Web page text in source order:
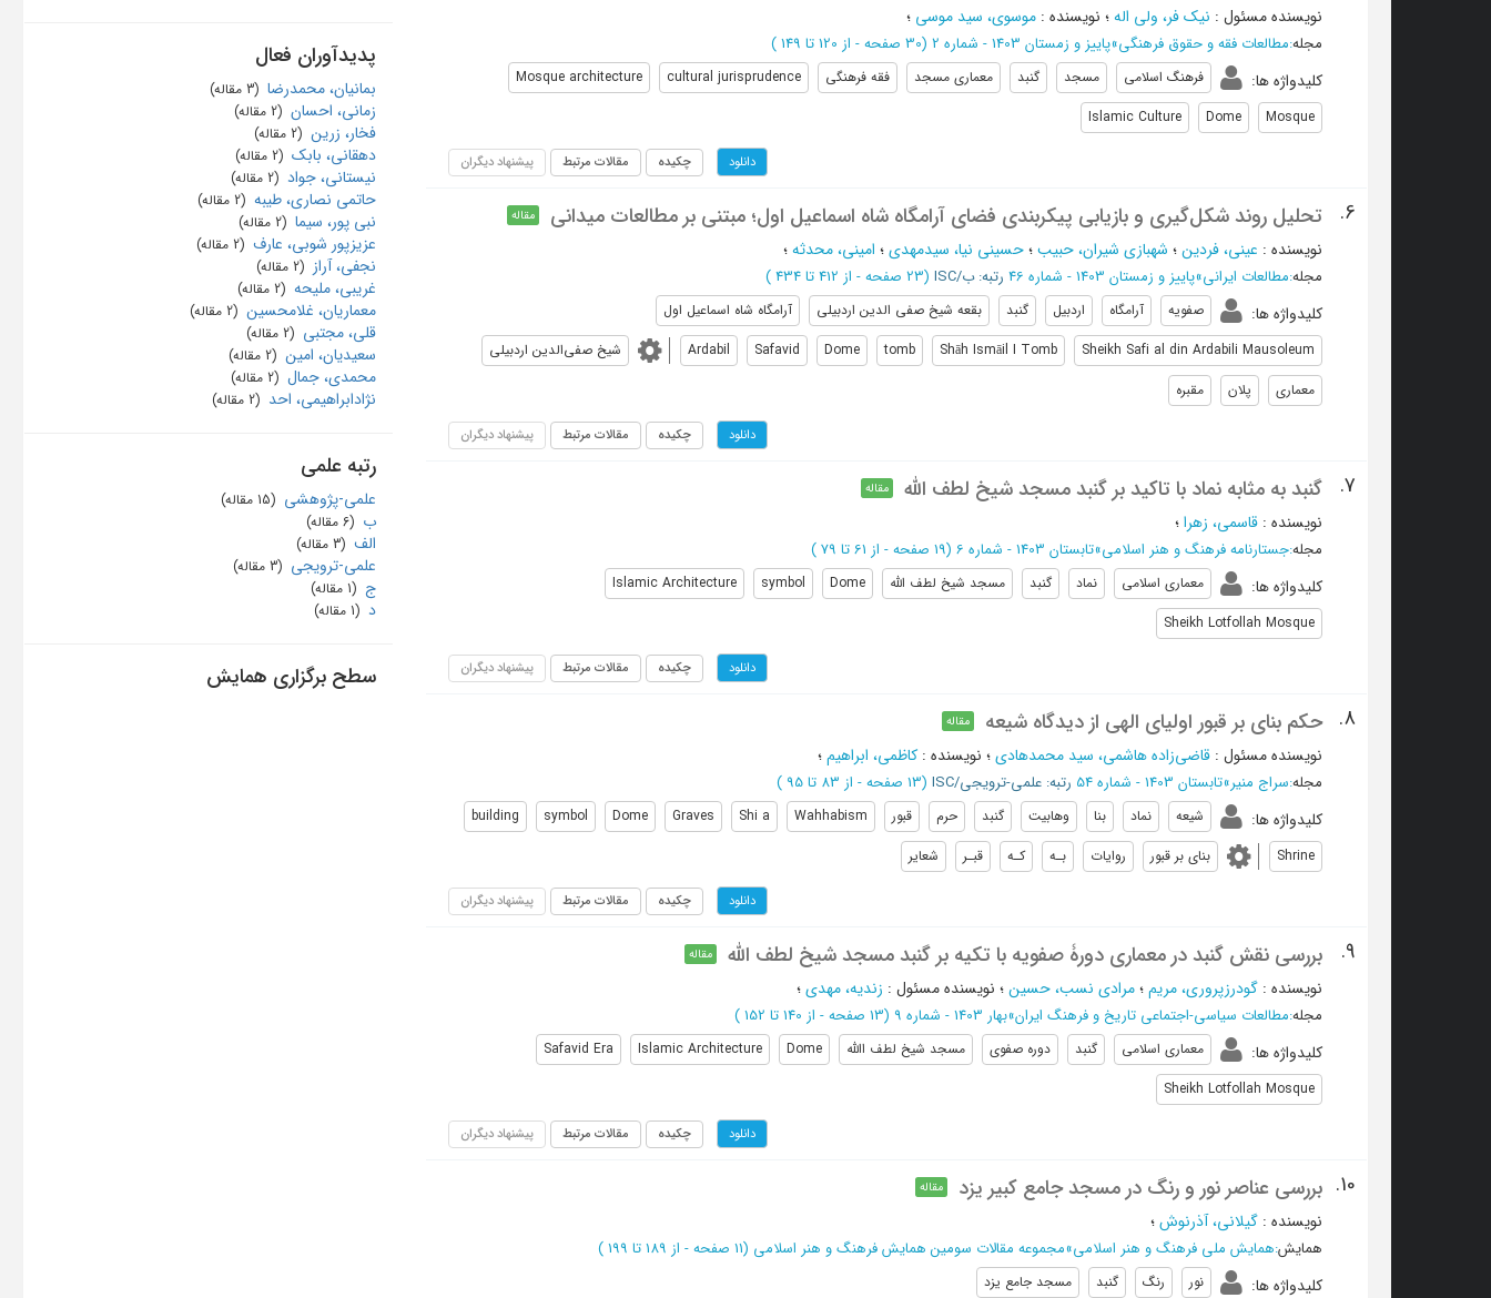
نویسنده مسئول : نیک فر، ولی اله؛ نویسنده : موسوی، سید موسی ؛
مجله:مطالعات فقه و حقوق فرهنگی»پاییز و زمستان 1403 - شماره 2 (‎30 صفحه - از 120 تا 149 )
کلیدواژه ها: فرهنگ اسلامی مسجد گنبد معماری مسجد فقه فرهنگی cultural jurisprudence
Mosque architecture
Mosque
Dome
Islamic Culture
دانلود چکیده مقالات مرتبط پیشنهاد دیگران
6. تحلیل روند شکل‌گیری و بازیابی پیکربندی فضای آرامگاه شاه اسماعیل اول؛ مبتنی بر مطالعات میدانی مقاله
نویسنده : عینی، فردین؛ شهبازی شیران، حبیب؛حسینی نیا، سیدمهدی؛ امینی، محدثه؛
مجله:مطالعات ایرانی»پاییز و زمستان 1403 - شماره 46 رتبه: ب/ISC (‎23 صفحه - از 412 تا 434 )
کلیدواژه ها: صفویه آرامگاه اردبیل گنبد بقعه شیخ صفی الدین اردبیلی
آرامگاه شاه اسماعیل اول
Sheikh Safi al din Ardabili Mausoleum
Shāh Ismāil I Tomb
tomb
Dome
Safavid
Ardabil
شیخ صفی‌الدین اردبیلی
معماری
پلان مقبره
دانلود چکیده مقالات مرتبط پیشنهاد دیگران
7. گنبد به مثابه نماد با تاکید بر گنبد مسجد شیخ لطف الله مقاله
نویسنده : قاسمی، زهرا؛
مجله:جستارنامه فرهنگ و هنر اسلامی»تابستان 1403 - شماره 6 (‎19 صفحه - از 61 تا 79 )
کلیدواژه ها: معماری اسلامی نماد گنبد مسجد شیخ لطف الله Dome
symbol
Islamic Architecture
Sheikh Lotfollah Mosque
دانلود چکیده مقالات مرتبط پیشنهاد دیگران
8. حکم بنای بر قبور اولیای الهی از دیدگاه شیعه مقاله
نویسنده مسئول : قاضی‌زاده هاشمی، سید محمدهادی؛ نویسنده : کاظمی، ابراهیم؛
مجله:سراج منیر»تابستان 1403 - شماره 54 رتبه: علمی-ترویجی/ISC (‎13 صفحه - از 83 تا 95 )
کلیدواژه ها: شیعه نماد بنا وهابیت گنبد حرم قبور Wahhabism
Shi a
Graves
Dome
symbol
building
Shrine
بنای بر قبور روایات بـه کـه قبـر شعایر
دانلود چکیده مقالات مرتبط پیشنهاد دیگران
9. بررسی نقش گنبد در معماری دورۀ صفویه با تکیه بر گنبد مسجد شیخ لطف الله مقاله
نویسنده : گودرزپروری، مریم؛مرادی نسب، حسین؛ نویسنده مسئول : زندیه، مهدی؛
مجله:مطالعات سیاسی-اجتماعی تاریخ و فرهنگ ایران»بهار 1403 - شماره 9 (‎13 صفحه - از 140 تا 152 )
کلیدواژه ها: معماری اسلامی گنبد دوره صفوی مسجد شیخ لطف االله Dome
Islamic Architecture
Safavid Era
Sheikh Lotfollah Mosque
دانلود چکیده مقالات مرتبط پیشنهاد دیگران
10. بررسی عناصر نور و رنگ در مسجد جامع کبیر یزد مقاله
نویسنده : گیلانی، آذرنوش؛
همایش:همایش ملی فرهنگ و هنر اسلامی»مجموعه مقالات سومین همایش فرهنگ و هنر اسلامی (‎11 صفحه - از 189 تا 199 )
کلیدواژه ها: نور رنگ گنبد مسجد جامع یزد
پدیدآوران فعال
بمانیان، محمدرضا ‏ (3 مقاله)
زمانی، احسان ‏ (2 مقاله)
فخار، زرین ‏ (2 مقاله)
دهقانی، بابک ‏ (2 مقاله)
نیستانی، جواد ‏ (2 مقاله)
حاتمی نصاری، طیبه ‏ (2 مقاله)
نبی پور، سیما ‏ (2 مقاله)
عزیزپور شوبی، عارف ‏ (2 مقاله)
نجفی، آراز ‏ (2 مقاله)
غریبی، ملیحه ‏ (2 مقاله)
معماریان، غلامحسین ‏ (2 مقاله)
قلی، مجتبی ‏ (2 مقاله)
سعیدیان، امین ‏ (2 مقاله)
محمدی، جمال ‏ (2 مقاله)
نژادابراهیمی، احد ‏ (2 مقاله)
رتبه علمی
علمی-پژوهشی ‏ (15 مقاله)
ب ‏ (6 مقاله)
الف ‏ (3 مقاله)
علمی-ترویجی ‏ (3 مقاله)
ج ‏ (1 مقاله)
د ‏ (1 مقاله)
سطح برگزاری همایش